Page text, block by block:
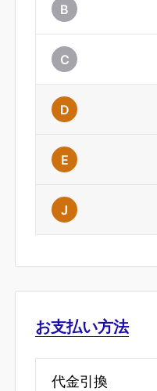
B
C
D
E
J
お支払い方法
代金引換